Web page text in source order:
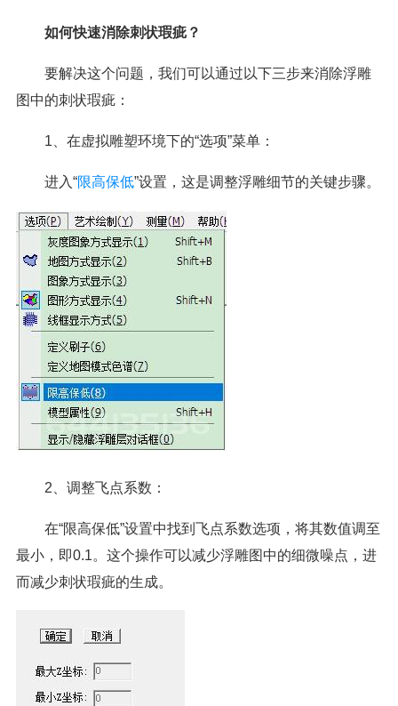
如何快速消除刺状瑕疵？
要解决这个问题，我们可以通过以下三步来消除浮雕
图中的刺状瑕疵：
1、在虚拟雕塑环境下的“选项”菜单：
进入“限高保低”设置，这是调整浮雕细节的关键步骤。
2、调整飞点系数：
在“限高保低”设置中找到飞点系数选项，将其数值调至
最小，即0.1。这个操作可以减少浮雕图中的细微噪点，进
而减少刺状瑕疵的生成。